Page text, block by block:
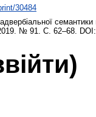
30484
адвербіальної
№ 91. С. 62–68.